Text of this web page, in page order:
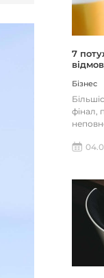
7
Бізнес
фінал,